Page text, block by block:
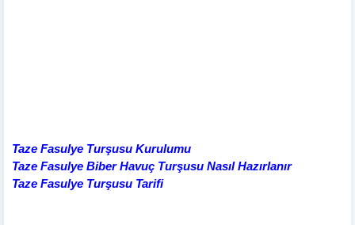
Taze Fasulye Turşusu Kurulumu
Taze Fasulye Biber Havuç Turşusu Nasıl Hazırlanır
Taze Fasulye Turşusu Tarifi